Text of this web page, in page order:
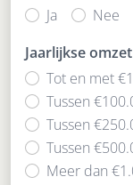
Ja
Nee
Jaarlijkse omzet
Tot en met
Tussen
Tussen
Tussen
Meer dan